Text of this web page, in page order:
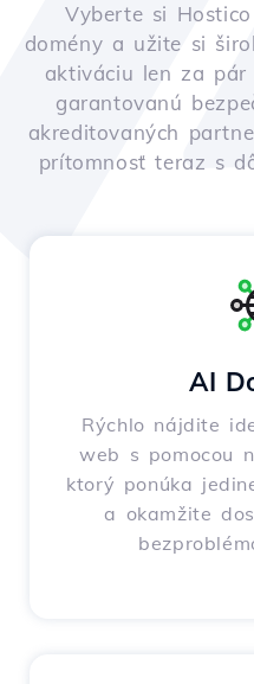
Vyberte si
domény a užite si
aktiváciu len za
garantovanú
akreditovaných
prítomnosť teraz s
AI
Rýchlo nájdite
web s pomocou
ktorý ponúka
a okamžite